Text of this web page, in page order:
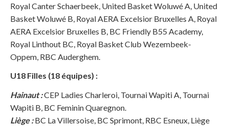
Royal Canter Schaerbeek, United Basket Woluwé A, United
Basket Woluwé B, Royal AERA Excelsior Bruxelles A, Royal
AERA Excelsior Bruxelles B, BC Friendly B55 Academy,
Royal Linthout BC, Royal Basket Club Wezembeek-
Oppem, RBC Auderghem.
U18 Filles (18 équipes) :
Hainaut :CEP Ladies Charleroi, Tournai Wapiti A, Tournai
Wapiti B, BC Feminin Quaregnon.
Liège :BC La Villersoise, BC Sprimont, RBC Esneux, Liège